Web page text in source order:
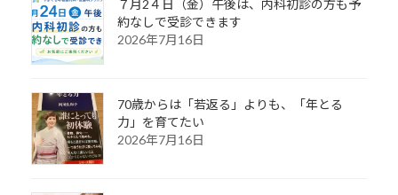
７月2４日（金）午後は、内科初診の方も予
約なしで受診できます
2026年7月16日
70歳からは「若返る」よりも、「年とる
力」を育てたい
2026年7月16日